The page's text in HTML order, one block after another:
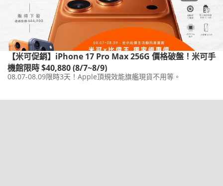
【米可促銷】iPhone 17 Pro Max 256G 價格破盤！米可手
機館限時 $40,880 (8/7~8/9)
08.07-08.09限時3天！Apple頂規效能旗艦現貨不用等。